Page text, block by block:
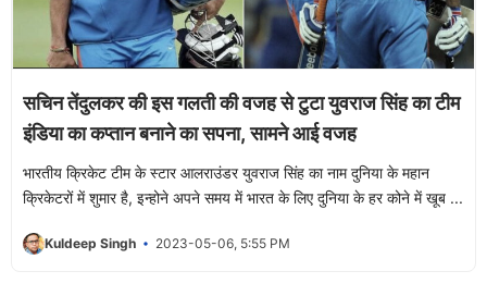
सचिन तेंदुलकर की इस गलती की वजह से टुटा युवराज सिंह का टीम
इंडिया का कप्तान बनाने का सपना, सामने आई वजह
भारतीय क्रिकेट टीम के स्टार आलराउंडर युवराज सिंह का नाम दुनिया के महान
क्रिकेटरों में शुमार है, इन्होने अपने समय में भारत के लिए दुनिया के हर कोने में खूब ...
Kuldeep Singh 2023-05-06, 5:55 PM